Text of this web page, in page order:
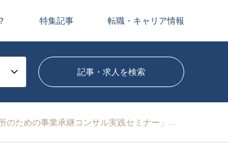
特集記事 転職・キャリア情報
事業承継コンサル実践セミナー」を開催します：経営支援クラウド bixid【PR】